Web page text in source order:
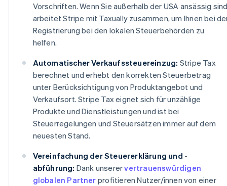
Vorschriften. Wenn Sie außerhalb der USA ansässig
arbeitet Stripe mit Taxually zusammen, um Ihnen bei
Registrierung bei den lokalen Steuerbehörden zu
helfen.
Automatischer Verkaufssteuereinzug: Stripe Tax
berechnet und erhebt den korrekten Steuerbetrag
unter Berücksichtigung von Produktangebot und
Verkaufsort. Stripe Tax eignet sich für unzählige
Produkte und Dienstleistungen und ist bei
Steuerregelungen und Steuersätzen immer auf dem
neuesten Stand.
Vereinfachung der Steuererklärung und -
abführung: Dank unserervertrauenswürdigen
globalen Partner profitieren Nutzer/innen von einer
Dänemark
English
Deutschland
Deutsch English
Estland
Festlandchina
简体中文English
Finnland
EnglishSvenska
Frankreich
Gibraltar
English
English
Indien
English